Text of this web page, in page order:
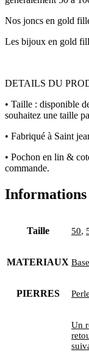
Nos joncs en gold
Les bijoux en gold
DETAILS DU
• Taille : disponible
souhaitez une taille
• Fabriqué à Saint
• Pochon en lin &
commande.
Informations
Taille 50,
MATERIAUX
PIERRES
Un